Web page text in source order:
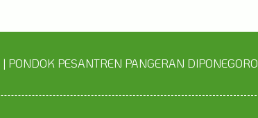
| PONDOK PESANTREN PANGERAN DIPONEGORO